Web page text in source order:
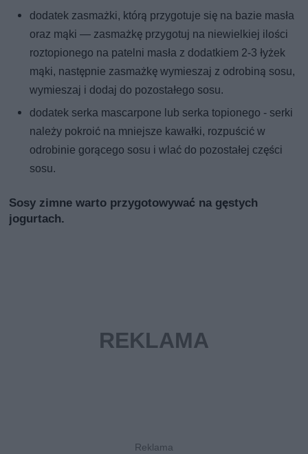
dodatek zasmażki, którą przygotuje się na bazie masła
oraz mąki — zasmażkę przygotuj na niewielkiej ilości
roztopionego na patelni masła z dodatkiem 2-3 łyżek
mąki, następnie zasmażkę wymieszaj z odrobiną sosu,
wymieszaj i dodaj do pozostałego sosu.
dodatek serka mascarpone lub serka topionego - serki
należy pokroić na mniejsze kawałki, rozpuścić w
odrobinie gorącego sosu i wlać do pozostałej części
sosu.
Sosy zimne warto przygotowywać na gęstych
jogurtach.